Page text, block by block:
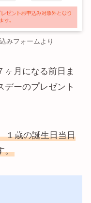
みフォームより
ヶ月になる前日ま
デーのプレゼント
１歳の誕生日当日
。